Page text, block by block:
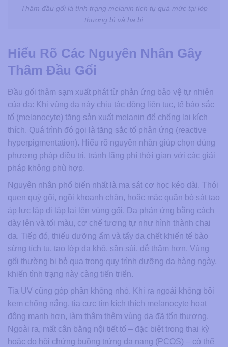
Thâm đầu gối là tình trạng melanin tích tụ quá mức tại lớp
thượng bì và hạ bì
Hiểu Rõ Các Nguyên Nhân Gây
Thâm Đầu Gối
Đầu gối thâm sạm xuất phát từ phản ứng bảo vệ tự nhiên
của da: Khi vùng da này chịu tác động liên tục, tế bào sắc
tố (melanocyte) tăng sản xuất melanin để chống lại kích
thích. Quá trình đó gọi là tăng sắc tố phản ứng (reactive
hyperpigmentation). Hiểu rõ nguyên nhân giúp chọn đúng
phương pháp điều trị, tránh lãng phí thời gian với các giải
pháp không phù hợp.
Nguyên nhân phổ biến nhất là ma sát cơ học kéo dài. Thói
quen quỳ gối, ngồi khoanh chân, hoặc mặc quần bó sát tạo
áp lực lặp đi lặp lại lên vùng gối. Da phản ứng bằng cách
dày lên và tối màu, cơ chế tương tự như hình thành chai
da. Tiếp đó, thiếu dưỡng ẩm và tẩy da chết khiến tế bào
sừng tích tụ, tạo lớp da khô, sần sùi, dễ thâm hơn. Vùng
gối thường bị bỏ qua trong quy trình dưỡng da hàng ngày,
khiến tình trạng này càng tiến triển.
Tia UV cũng góp phần không nhỏ. Khi ra ngoài không bôi
kem chống nắng, tia cực tím kích thích melanocyte hoạt
động mạnh hơn, làm thâm thêm vùng da đã tổn thương.
Ngoài ra, mất cân bằng nội tiết tố – đặc biệt trong thai kỳ
hoặc do hội chứng buồng trứng đa nang (PCOS) – có thể